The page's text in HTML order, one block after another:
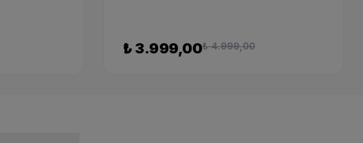
₺ 3.999,00₺ 4.999,00